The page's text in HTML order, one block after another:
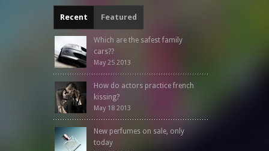
Recent Featured
Which are the safest family
cars??
May 25 2013
How do actors practice french
kissing?
May 18 2013
New perfumes on sale, only
today